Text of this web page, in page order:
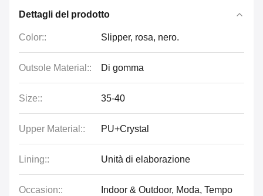
Dettagli del prodotto
Color:: Slipper, rosa, nero.
Outsole Material:: Di gomma
Size:: 35-40
Upper Material:: PU+Crystal
Lining:: Unità di elaborazione
Occasion::
Indoor & Outdoor, Moda, Tempo